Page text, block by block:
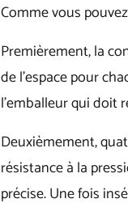
Comme vous
Premièrement, la
de l'espace pour
l'emballeur qui doit
Deuxièmement,
résistance à la
précise. Une fois